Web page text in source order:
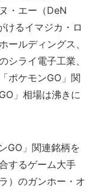
・エー（DeN
けるイマジカ・ロ
ールディングス、
シライ電子工業、
ポケモンGO」関
」相場は沸きに
GO」関連銘柄を
するゲーム大手
）のガンホー・オ